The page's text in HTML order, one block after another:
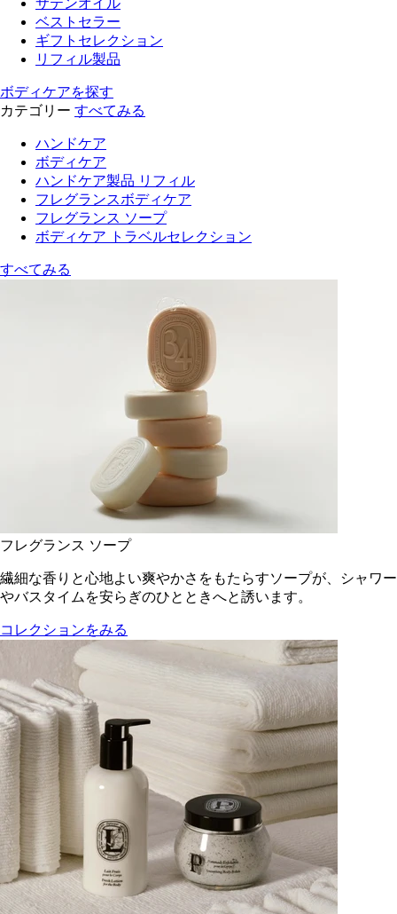
サテンオイル
ベストセラー
ギフトセレクション
リフィル製品
ボディケアを探す
カテゴリー すべてみる
ハンドケア
ボディケア
ハンドケア製品 リフィル
フレグランスボディケア
フレグランス ソープ
ボディケア トラベルセレクション
すべてみる
フレグランス ソープ
繊細な香りと心地よい爽やかさをもたらすソープが、シャワー
やバスタイムを安らぎのひとときへと誘います。
コレクションをみる